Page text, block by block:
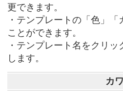
更できます。
・テンプレートの「色」
ことができます。
・テンプレート名をクリ
します。
カ